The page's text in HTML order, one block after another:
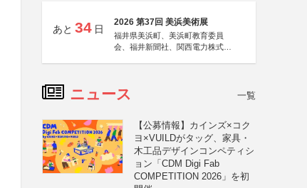
あと 34 日
2026 第37回 美浜美術展
福井県美浜町、美浜町教育委員
会、福井新聞社、関西電力株式会
ニュース 一覧
【公募情報】カインズ×コク
ヨ×VUILDがタッグ、家具・
木工品デザインコンペティシ
ョン「CDM Digi Fab
COMPETITION 2026」を初